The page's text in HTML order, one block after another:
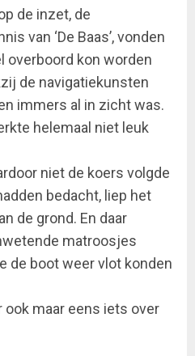
de inzet, de
van ‘De Baas’, vonden
overboord kon worden
de navigatiekunsten
immers al in zicht was.
helemaal niet leuk
niet de koers volgde
bedacht, liep het
de grond. En daar
matroosjes
de boot weer vlot konden
maar eens iets over